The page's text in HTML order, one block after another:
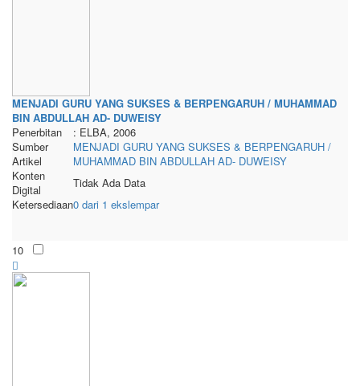
MENJADI GURU YANG SUKSES & BERPENGARUH / MUHAMMAD
BIN ABDULLAH AD- DUWEISY
Penerbitan
: ELBA, 2006
Sumber
Artikel
MENJADI GURU YANG SUKSES & BERPENGARUH /
MUHAMMAD BIN ABDULLAH AD- DUWEISY
Konten
Digital
Tidak Ada Data
Ketersediaan0 dari 1 ekslempar
10